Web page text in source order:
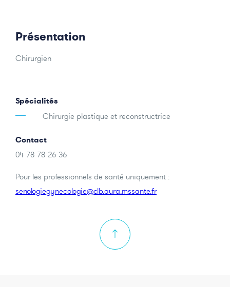
Présentation
Chirurgien
Spécialités
Chirurgie plastique et reconstructrice
Contact
04 78 78 26 36
Pour les professionnels de santé uniquement :
senologiegynecologie@clb.aura.mssante.fr